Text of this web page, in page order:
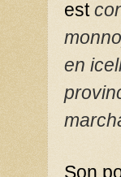
est
en
Son